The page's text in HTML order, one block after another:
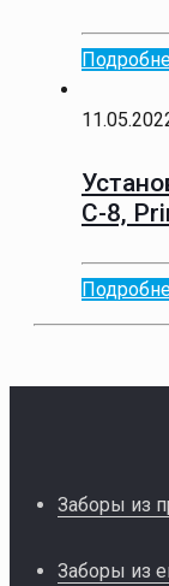
С-8,
Заборы из
Заборы из